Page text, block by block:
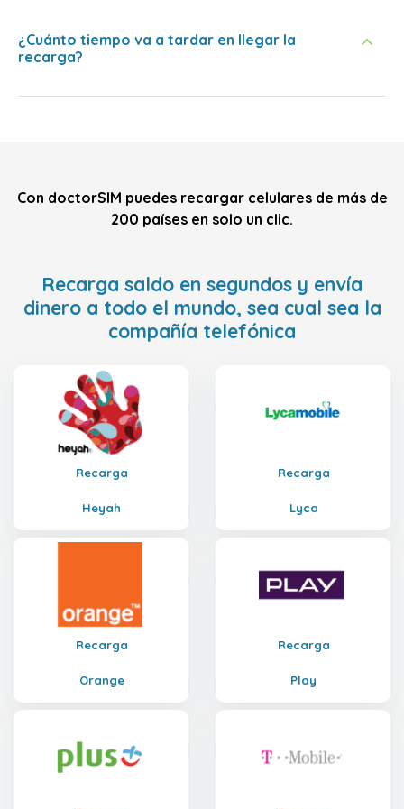
¿Cuánto tiempo va a tardar en llegar la
recarga?
Con doctorSIM puedes recargar celulares de más de
200 países en solo un clic.
Recarga saldo en segundos y envía
dinero a todo el mundo, sea cual sea la
compañía telefónica
Recarga
Heyah
Recarga
Lyca
Recarga
Orange
Recarga
Play